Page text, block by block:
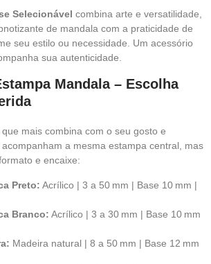
Selecionável combina arte e versatilidade,
de mandala com a praticidade de
seu estilo ou necessidade. Um acessório
sua autenticidade.
Mandala – Escolha
mais combina com o seu gosto e
a mesma estampa central, mas
e encaixe:
Preto: Acrílico | 3 a 50 mm | Base 10 mm |
Branco: Acrílico | 3 a 30 mm | Base 10 mm
Madeira natural | 8 a 50 mm | Base 12 mm